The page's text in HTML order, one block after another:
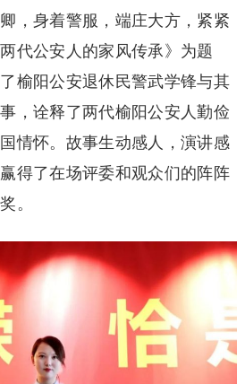
，身着警服，端庄大方，紧紧
代公安人的家风传承》为题
榆阳公安退休民警武学锋与其
，诠释了两代榆阳公安人勤俭
情怀。故事生动感人，演讲感
得了在场评委和观众们的阵阵
。